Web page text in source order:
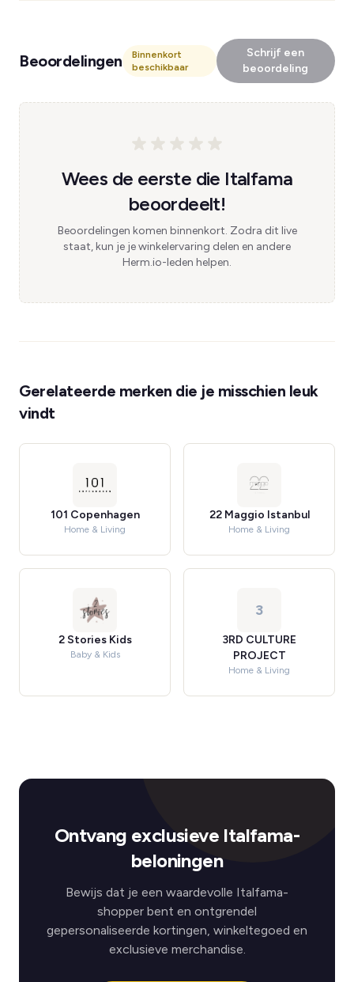
Beoordelingen
Binnenkort
beschikbaar
Schrijf een
beoordeling
Wees de eerste die Italfama
beoordeelt!
Beoordelingen komen binnenkort. Zodra dit live
staat, kun je je winkelervaring delen en andere
Herm.io-leden helpen.
Gerelateerde merken die je misschien leuk
vindt
101 Copenhagen
Home & Living
22 Maggio Istanbul
Home & Living
2 Stories Kids
Baby & Kids
3
3RD CULTURE
PROJECT
Home & Living
Ontvang exclusieve Italfama-
beloningen
Bewijs dat je een waardevolle Italfama-
shopper bent en ontgrendel
gepersonaliseerde kortingen, winkeltegoed en
exclusieve merchandise.